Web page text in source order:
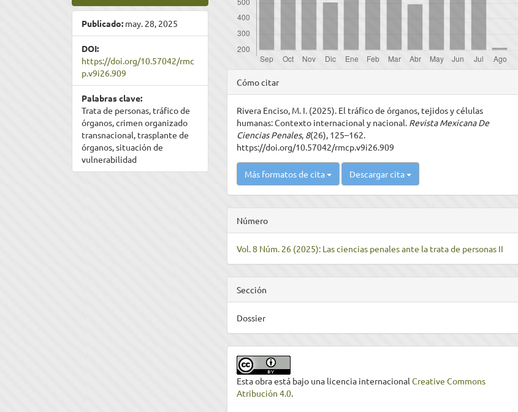
Publicado: may. 28, 2025
DOI:
https://doi.org/10.57042/rmc
p.v9i26.909
Palabras clave:
Trata de personas, tráfico de
órganos, crimen organizado
transnacional, trasplante de
órganos, situación de
vulnerabilidad
Detalles
del
artículo
Cómo citar
Rivera Enciso, M. I. (2025). El tráfico de órganos, tejidos y células
humanas: Contexto internacional y nacional. Revista Mexicana De
Ciencias Penales, 8(26), 125–162.
https://doi.org/10.57042/rmcp.v9i26.909
Más formatos de cita Descargar cita
Número
Vol. 8 Núm. 26 (2025): Las ciencias penales ante la trata de personas II
Sección
Dossier
Esta obra está bajo una licencia internacionalCreative Commons
Atribución 4.0.